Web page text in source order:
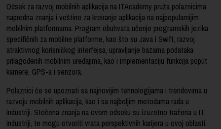
Odsek za razvoj mobilnih aplikacija na ITAcademy pruža polaznicima
napredna znanja i veštine za kreiranje aplikacija na najpopularnijim
mobilnim platformama. Program obuhvata učenje programskih jezika
specifičnih za mobilne platforme, kao što su Java i Swift, razvoj
atraktivnog korisničkog interfejsa, upravljanje bazama podataka
prilagođenih mobilnim uređajima, kao i implementaciju funkcija poput
kamere, GPS-a i senzora.
Polaznici će se upoznati sa najnovijim tehnologijama i trendovima u
razvoju mobilnih aplikacija, kao i sa najboljim metodama rada u
industriji. Stečena znanja na ovom odseku su izuzetno tražena u IT
industriji, te mogu otvoriti vrata perspektivnih karijera u ovoj oblasti.